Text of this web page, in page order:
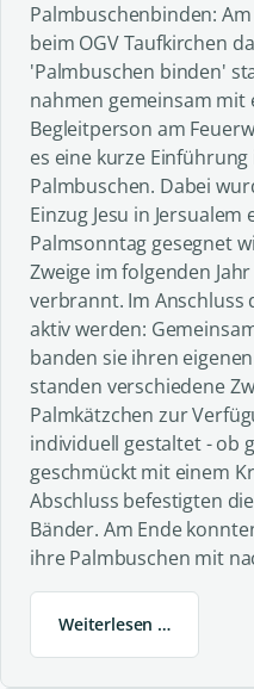
Palmbuschenbinden:
beim OGV Taufkirchen
'Palmbuschen binden'
nahmen gemeinsam mit
Begleitperson am
es eine kurze
Palmbuschen. Dabei
Einzug Jesu in
Palmsonntag gesegnet
Zweige im folgenden
verbrannt. Im
aktiv werden:
banden sie ihren
standen verschiedene
Palmkätzchen zur
individuell gestaltet - ob
geschmückt mit einem
Abschluss befestigten
Bänder. Am Ende
ihre Palmbuschen mit
Weiterlesen …